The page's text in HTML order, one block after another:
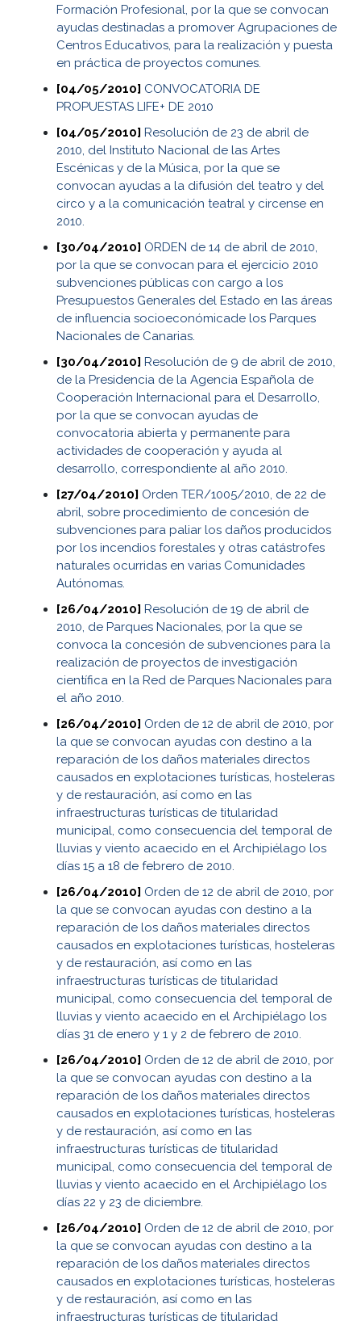
Formación Profesional, por la que se convocan
ayudas destinadas a promover Agrupaciones de
Centros Educativos, para la realización y puesta
en práctica de proyectos comunes.
[04/05/2010] CONVOCATORIA DE
PROPUESTAS LIFE+ DE 2010
[04/05/2010] Resolución de 23 de abril de
2010, del Instituto Nacional de las Artes
Escénicas y de la Música, por la que se
convocan ayudas a la difusión del teatro y del
circo y a la comunicación teatral y circense en
2010.
[30/04/2010] ORDEN de 14 de abril de 2010,
por la que se convocan para el ejercicio 2010
subvenciones públicas con cargo a los
Presupuestos Generales del Estado en las áreas
de influencia socioeconómicade los Parques
Nacionales de Canarias.
[30/04/2010] Resolución de 9 de abril de 2010,
de la Presidencia de la Agencia Española de
Cooperación Internacional para el Desarrollo,
por la que se convocan ayudas de
convocatoria abierta y permanente para
actividades de cooperación y ayuda al
desarrollo, correspondiente al año 2010.
[27/04/2010] Orden TER/1005/2010, de 22 de
abril, sobre procedimiento de concesión de
subvenciones para paliar los daños producidos
por los incendios forestales y otras catástrofes
naturales ocurridas en varias Comunidades
Autónomas.
[26/04/2010] Resolución de 19 de abril de
2010, de Parques Nacionales, por la que se
convoca la concesión de subvenciones para la
realización de proyectos de investigación
científica en la Red de Parques Nacionales para
el año 2010.
[26/04/2010] Orden de 12 de abril de 2010, por
la que se convocan ayudas con destino a la
reparación de los daños materiales directos
causados en explotaciones turísticas, hosteleras
y de restauración, así como en las
infraestructuras turísticas de titularidad
municipal, como consecuencia del temporal de
lluvias y viento acaecido en el Archipiélago los
días 15 a 18 de febrero de 2010.
[26/04/2010] Orden de 12 de abril de 2010, por
la que se convocan ayudas con destino a la
reparación de los daños materiales directos
causados en explotaciones turísticas, hosteleras
y de restauración, así como en las
infraestructuras turísticas de titularidad
municipal, como consecuencia del temporal de
lluvias y viento acaecido en el Archipiélago los
días 31 de enero y 1 y 2 de febrero de 2010.
[26/04/2010] Orden de 12 de abril de 2010, por
la que se convocan ayudas con destino a la
reparación de los daños materiales directos
causados en explotaciones turísticas, hosteleras
y de restauración, así como en las
infraestructuras turísticas de titularidad
municipal, como consecuencia del temporal de
lluvias y viento acaecido en el Archipiélago los
días 22 y 23 de diciembre.
[26/04/2010] Orden de 12 de abril de 2010, por
la que se convocan ayudas con destino a la
reparación de los daños materiales directos
causados en explotaciones turísticas, hosteleras
y de restauración, así como en las
infraestructuras turísticas de titularidad